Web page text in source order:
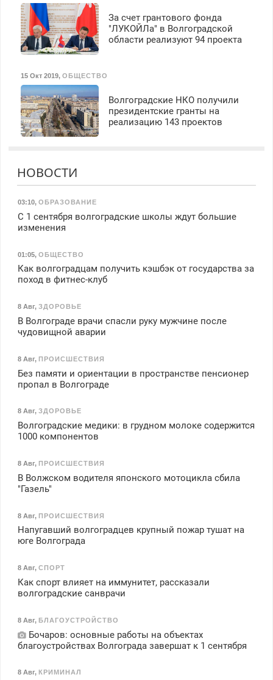
За счет грантового фонда
"ЛУКОЙЛа" в Волгоградской
области реализуют 94 проекта
15 Окт 2019, ОБЩЕСТВО
Волгоградские НКО получили
президентские гранты на
реализацию 143 проектов
НОВОСТИ
03:10, ОБРАЗОВАНИЕ
С 1 сентября волгоградские школы ждут большие
изменения
01:05, ОБЩЕСТВО
Как волгоградцам получить кэшбэк от государства за
поход в фитнес-клуб
8 Авг, ЗДОРОВЬЕ
В Волгограде врачи спасли руку мужчине после
чудовищной аварии
8 Авг, ПРОИСШЕСТВИЯ
Без памяти и ориентации в пространстве пенсионер
пропал в Волгограде
8 Авг, ЗДОРОВЬЕ
Волгоградские медики: в грудном молоке содержится
1000 компонентов
8 Авг, ПРОИСШЕСТВИЯ
В Волжском водителя японского мотоцикла сбила
"Газель"
8 Авг, ПРОИСШЕСТВИЯ
Напугавший волгоградцев крупный пожар тушат на
юге Волгограда
8 Авг, СПОРТ
Как спорт влияет на иммунитет, рассказали
волгоградские санврачи
8 Авг, БЛАГОУСТРОЙСТВО
Бочаров: основные работы на объектах
благоустройствах Волгограда завершат к 1 сентября
8 Авг, КРИМИНАЛ